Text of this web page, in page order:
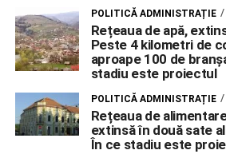
POLITICĂ ADMINISTRAȚIE
Rețeaua de apă,
Peste 4 kilometri de
aproape 100 de
stadiu este proiectul
POLITICĂ ADMINISTRAȚIE
Rețeaua de
extinsă în două sate
În ce stadiu este